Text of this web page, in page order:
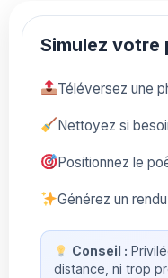
Simulez votre
Téléversez une
Nettoyez si
Positionnez le
Générez un
Conseil :
distance, ni trop